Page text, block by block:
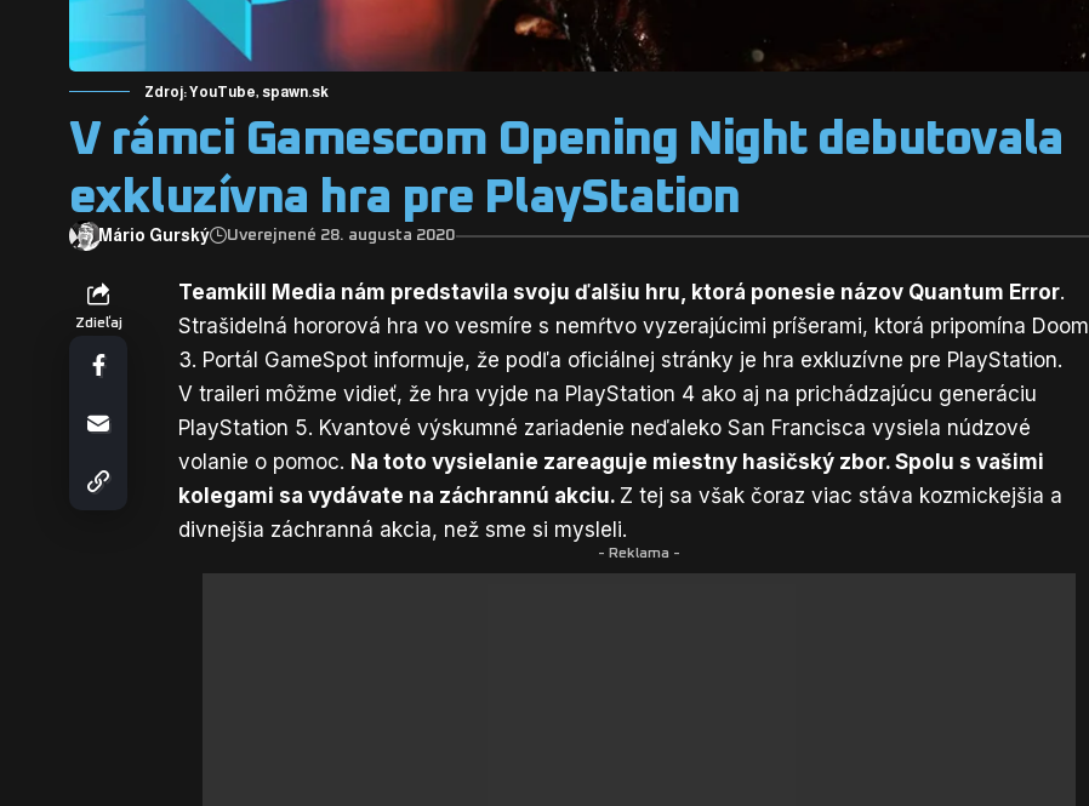
Zdroj: YouTube, spawn.sk
V rámci Gamescom Opening Night debutovala
exkluzívna hra pre PlayStation
Mário Gurský Uverejnené 28. augusta 2020
Zdieľaj
Teamkill Media nám predstavila svoju ďalšiu hru, ktorá ponesie názov Quantum Error.
Strašidelná hororová hra vo vesmíre s nemŕtvo vyzerajúcimi príšerami, ktorá pripomína Doom
3. Portál GameSpot informuje, že podľa oficiálnej stránky je hra exkluzívne pre PlayStation.
V traileri môžme vidieť, že hra vyjde na PlayStation 4 ako aj na prichádzajúcu generáciu
PlayStation 5. Kvantové výskumné zariadenie neďaleko San Francisca vysiela núdzové
volanie o pomoc. Na toto vysielanie zareaguje miestny hasičský zbor. Spolu s vašimi
kolegami sa vydávate na záchrannú akciu. Z tej sa však čoraz viac stáva kozmickejšia a
divnejšia záchranná akcia, než sme si mysleli.
- Reklama -